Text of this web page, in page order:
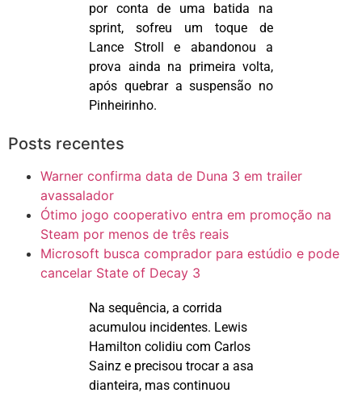
por conta de uma batida na
sprint, sofreu um toque de
Lance Stroll
e abandonou a
prova ainda na primeira volta,
após quebrar a suspensão no
Pinheirinho.
Posts recentes
Warner confirma data de Duna 3 em trailer
avassalador
Ótimo jogo cooperativo entra em promoção na
Steam por menos de três reais
Microsoft busca comprador para estúdio e pode
cancelar State of Decay 3
Na sequência, a corrida
acumulou incidentes. Lewis
Hamilton colidiu com Carlos
Sainz e precisou trocar a asa
dianteira, mas continuou